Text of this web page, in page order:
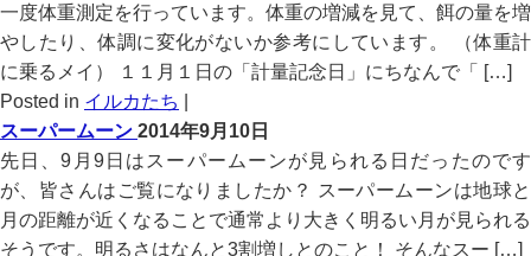
一度体重測定を行っています。体重の増減を見て、餌の量を増
やしたり、体調に変化がないか参考にしています。 （体重計
に乗るメイ） １１月１日の「計量記念日」にちなんで「 […]
Posted in イルカたち
スーパームーン 2014年9月10日
先日、9月9日はスーパームーンが見られる日だったのです
が、皆さんはご覧になりましたか？ スーパームーンは地球と
月の距離が近くなることで通常より大きく明るい月が見られる
そうです。明るさはなんと3割増しとのこと！ そんなスー […]